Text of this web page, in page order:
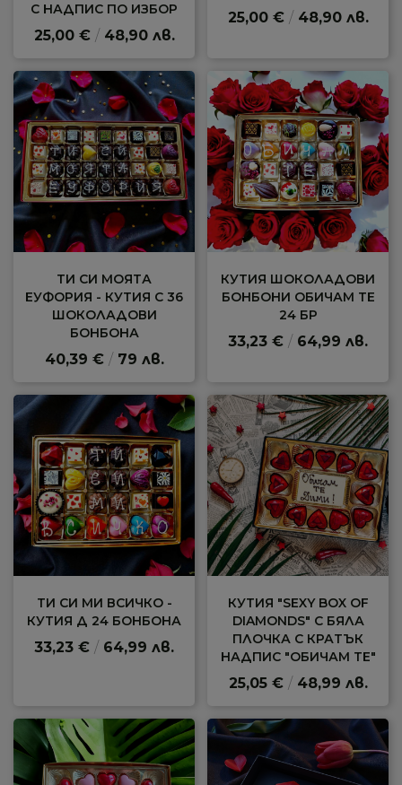
С НАДПИС ПО ИЗБОР
25,00 € /48,90 лв.
25,00 € /48,90 лв.
ТИ СИ МОЯТА
ЕУФОРИЯ - КУТИЯ С 36
ШОКОЛАДОВИ
БОНБОНА
40,39 € /79 лв.
КУТИЯ ШОКОЛАДОВИ
БОНБОНИ ОБИЧАМ ТЕ
24 БР
33,23 € / 64,99 лв.
ТИ СИ МИ ВСИЧКО -
КУТИЯ Д 24 БОНБОНА
33,23 € / 64,99 лв.
КУТИЯ "SEXY BOX OF
DIAMONDS" С БЯЛА
ПЛОЧКА С КРАТЪК
НАДПИС "ОБИЧАМ ТЕ"
25,05 € /48,99 лв.